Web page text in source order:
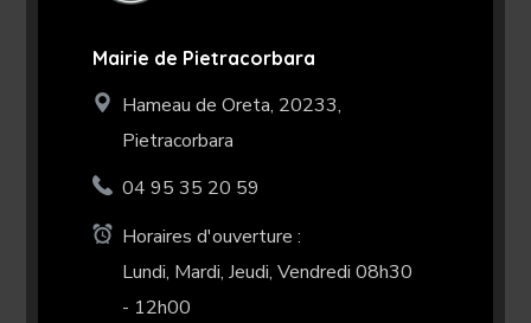
Mairie de Pietracorbara
Hameau de Oreta, 20233,
Pietracorbara
04 95 35 20 59
Horaires d'ouverture :
Lundi, Mardi, Jeudi, Vendredi 08h30
- 12h00